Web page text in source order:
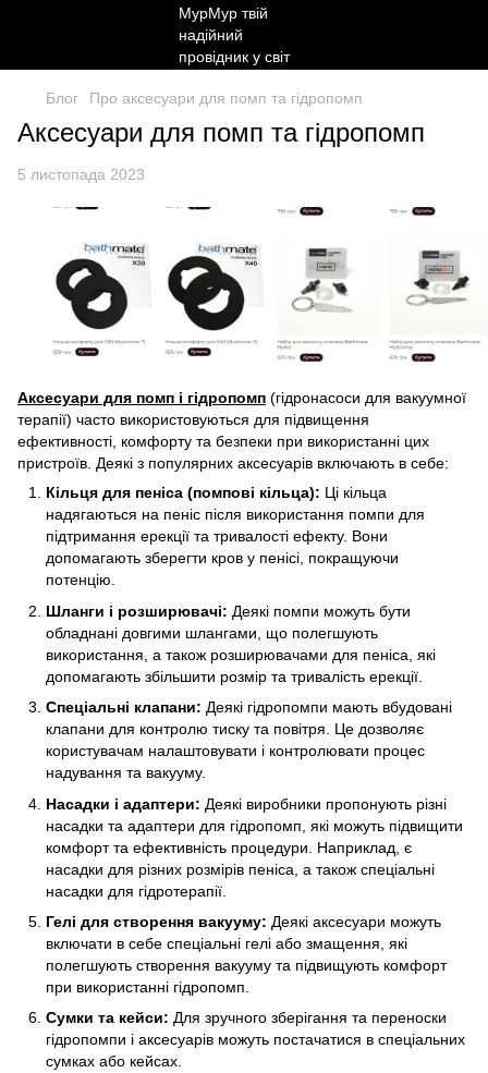
Блог Про аксесуари для помп та гідропомп
Аксесуари для помп та гідропомп
5 листопада 2023
Аксесуари для помп і гідропомп (гідронасоси для вакуумної
терапії) часто використовуються для підвищення
ефективності, комфорту та безпеки при використанні цих
пристроїв. Деякі з популярних аксесуарів включають в себе:
Кільця для пеніса (помпові кільца): Ці кільца
надягаються на пеніс після використання помпи для
підтримання ерекції та тривалості ефекту. Вони
допомагають зберегти кров у пенісі, покращуючи
потенцію.
Шланги і розширювачі: Деякі помпи можуть бути
обладнані довгими шлангами, що полегшують
використання, а також розширювачами для пеніса, які
допомагають збільшити розмір та тривалість ерекції.
Спеціальні клапани: Деякі гідропомпи мають вбудовані
клапани для контролю тиску та повітря. Це дозволяє
користувачам налаштовувати і контролювати процес
надування та вакууму.
Насадки і адаптери: Деякі виробники пропонують різні
насадки та адаптери для гідропомп, які можуть підвищити
комфорт та ефективність процедури. Наприклад, є
насадки для різних розмірів пеніса, а також спеціальні
насадки для гідротерапії.
Гелі для створення вакууму: Деякі аксесуари можуть
включати в себе спеціальні гелі або змащення, які
полегшують створення вакууму та підвищують комфорт
при використанні гідропомп.
Сумки та кейси: Для зручного зберігання та переноски
гідропомпи і аксесуарів можуть постачатися в спеціальних
сумках або кейсах.